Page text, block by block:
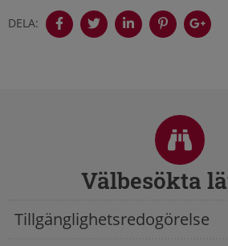
DELA:
Välbesökta
Tillgänglighetsredogörelse